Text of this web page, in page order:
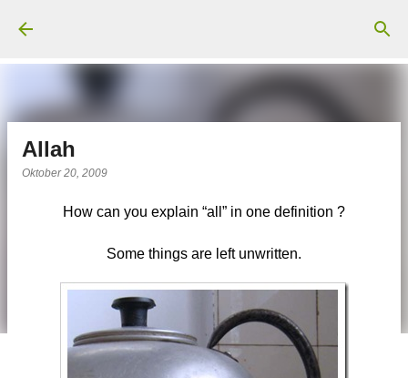
Allah
Oktober 20, 2009
How can you explain “all” in one definition ?
Some things are left unwritten.